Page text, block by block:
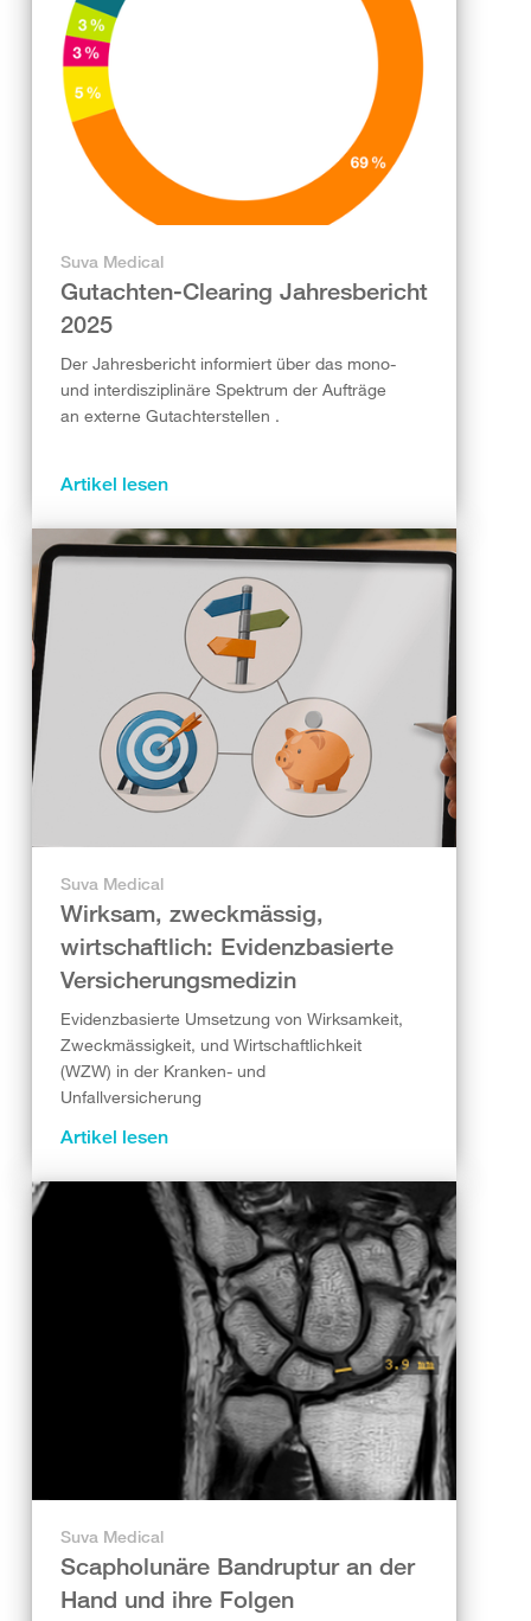
Suva Medical
Gutachten-Clearing Jahresbericht
2025
Der Jahresbericht informiert über das mono-
und interdisziplinäre Spektrum der Aufträge
an externe Gutachterstellen .
Artikel lesen
Suva Medical
Wirksam, zweckmässig,
wirtschaftlich: Evidenzbasierte
Versicherungsmedizin
Evidenzbasierte Umsetzung von Wirksamkeit,
Zweckmässigkeit, und Wirtschaftlichkeit
(WZW) in der Kranken- und
Unfallversicherung
Artikel lesen
Suva Medical
Scapholunäre Bandruptur an der
Hand und ihre Folgen